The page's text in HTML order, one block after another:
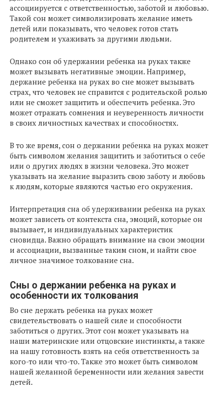
ассоциируется с ответственностью, заботой и любовью.
Такой сон может символизировать желание иметь
детей или показывать, что человек готов стать
родителем и ухаживать за другими людьми.
Однако сон об удержании ребенка на руках также
может вызывать негативные эмоции. Например,
держание ребенка на руках во сне может вызывать
страх, что человек не справится с родительской ролью
или не сможет защитить и обеспечить ребенка. Это
может отражать сомнения и неуверенность личности
в своих личностных качествах и способностях.
В то же время, сон о держании ребенка на руках может
быть символом желания защитить и заботиться о себе
или о других людях в жизни человека. Это может
указывать на желание выразить свою заботу и любовь
к людям, которые являются частью его окружения.
Интерпретация сна об удерживании ребенка на руках
может зависеть от контекста сна, эмоций, которые он
вызывает, и индивидуальных характеристик
сновидца. Важно обращать внимание на свои эмоции
и ассоциации, вызванные таким сном, и найти свое
личное значимое толкование сна.
Сны о держании ребенка на руках и
особенности их толкования
Во сне держать ребенка на руках может
свидетельствовать о нашей силе и способности
заботиться о других. Этот сон может указывать на
наши материнские или отцовские инстинкты, а также
на нашу готовность взять на себя ответственность за
кого-то или что-то. Также это может быть символом
нашей желанной беременности или желания завести
детей.